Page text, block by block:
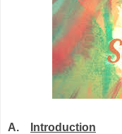
A. Introduction